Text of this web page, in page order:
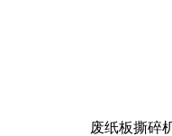
废纸板撕碎机